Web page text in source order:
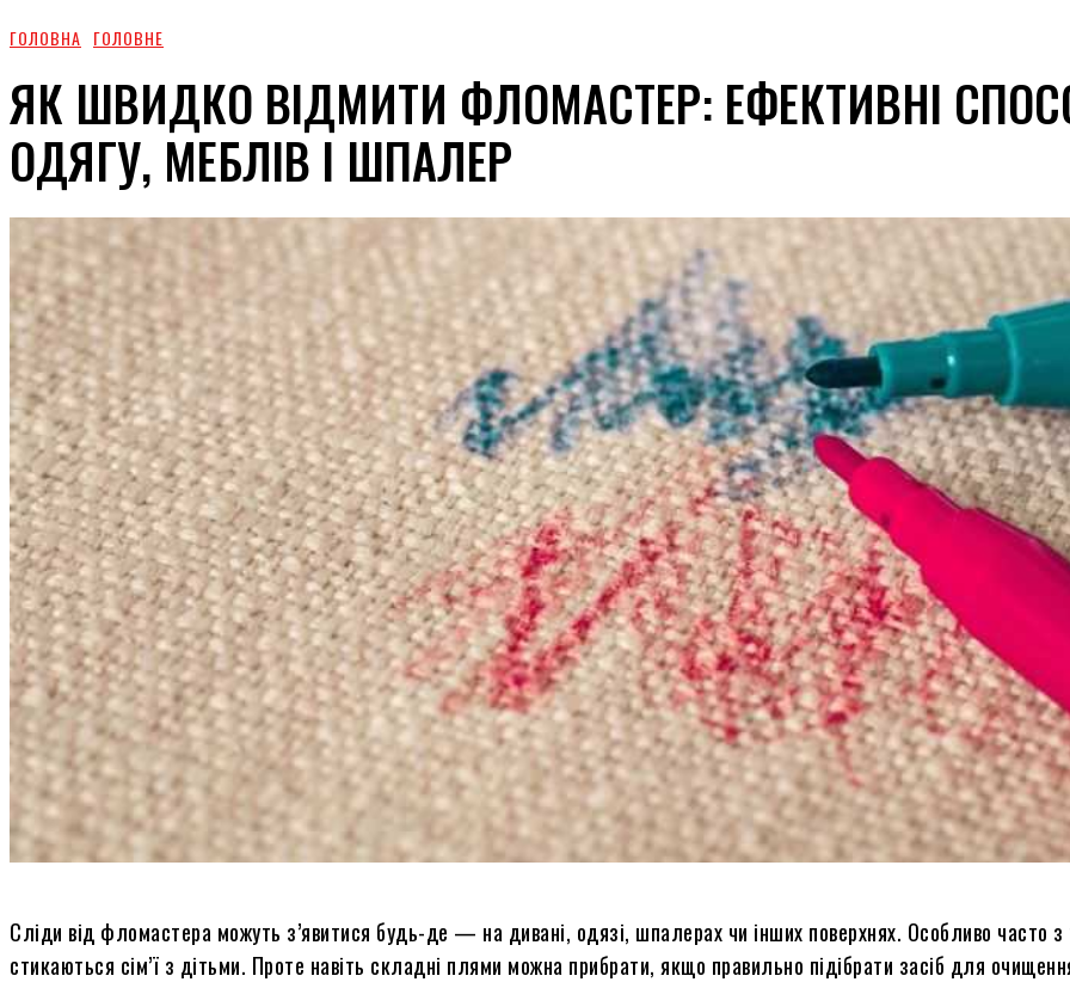
ГОЛОВНА ГОЛОВНЕ
ЯК ШВИДКО ВІДМИТИ ФЛОМАСТЕР: ЕФЕКТИВНІ
ОДЯГУ, МЕБЛІВ І ШПАЛЕР
Сліди від фломастера можуть з’явитися будь-де — на дивані, одязі, шпалерах чи інших поверхнях. Особливо часто
стикаються сім’ї з дітьми. Проте навіть складні плями можна прибрати, якщо правильно підібрати засіб для